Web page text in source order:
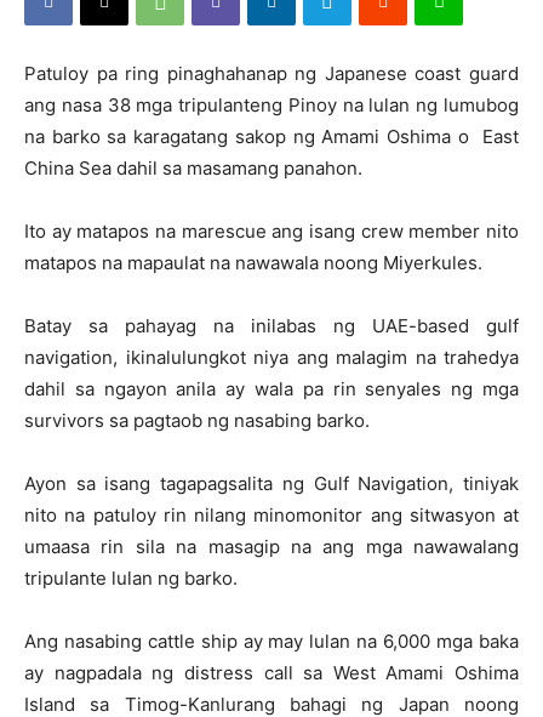
Patuloy pa ring pinaghahanap ng Japanese coast guard
ang nasa 38 mga tripulanteng Pinoy na lulan ng lumubog
na barko sa karagatang sakop ng Amami Oshima o East
China Sea dahil sa masamang panahon.
Ito ay matapos na marescue ang isang crew member nito
matapos na mapaulat na nawawala noong Miyerkules.
Batay sa pahayag na inilabas ng UAE-based gulf
navigation, ikinalulungkot niya ang malagim na trahedya
dahil sa ngayon anila ay wala pa rin senyales ng mga
survivors sa pagtaob ng nasabing barko.
Ayon sa isang tagapagsalita ng Gulf Navigation, tiniyak
nito na patuloy rin nilang minomonitor ang sitwasyon at
umaasa rin sila na masagip na ang mga nawawalang
tripulante lulan ng barko.
Ang nasabing cattle ship ay may lulan na 6,000 mga baka
ay nagpadala ng distress call sa West Amami Oshima
Island sa Timog-Kanlurang bahagi ng Japan noong